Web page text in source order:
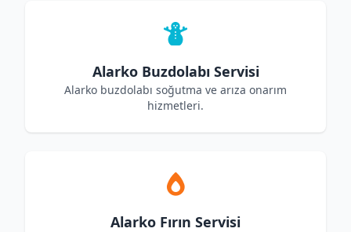
Alarko Buzdolabı Servisi
Alarko buzdolabı soğutma ve arıza onarım
hizmetleri.
Alarko Fırın Servisi